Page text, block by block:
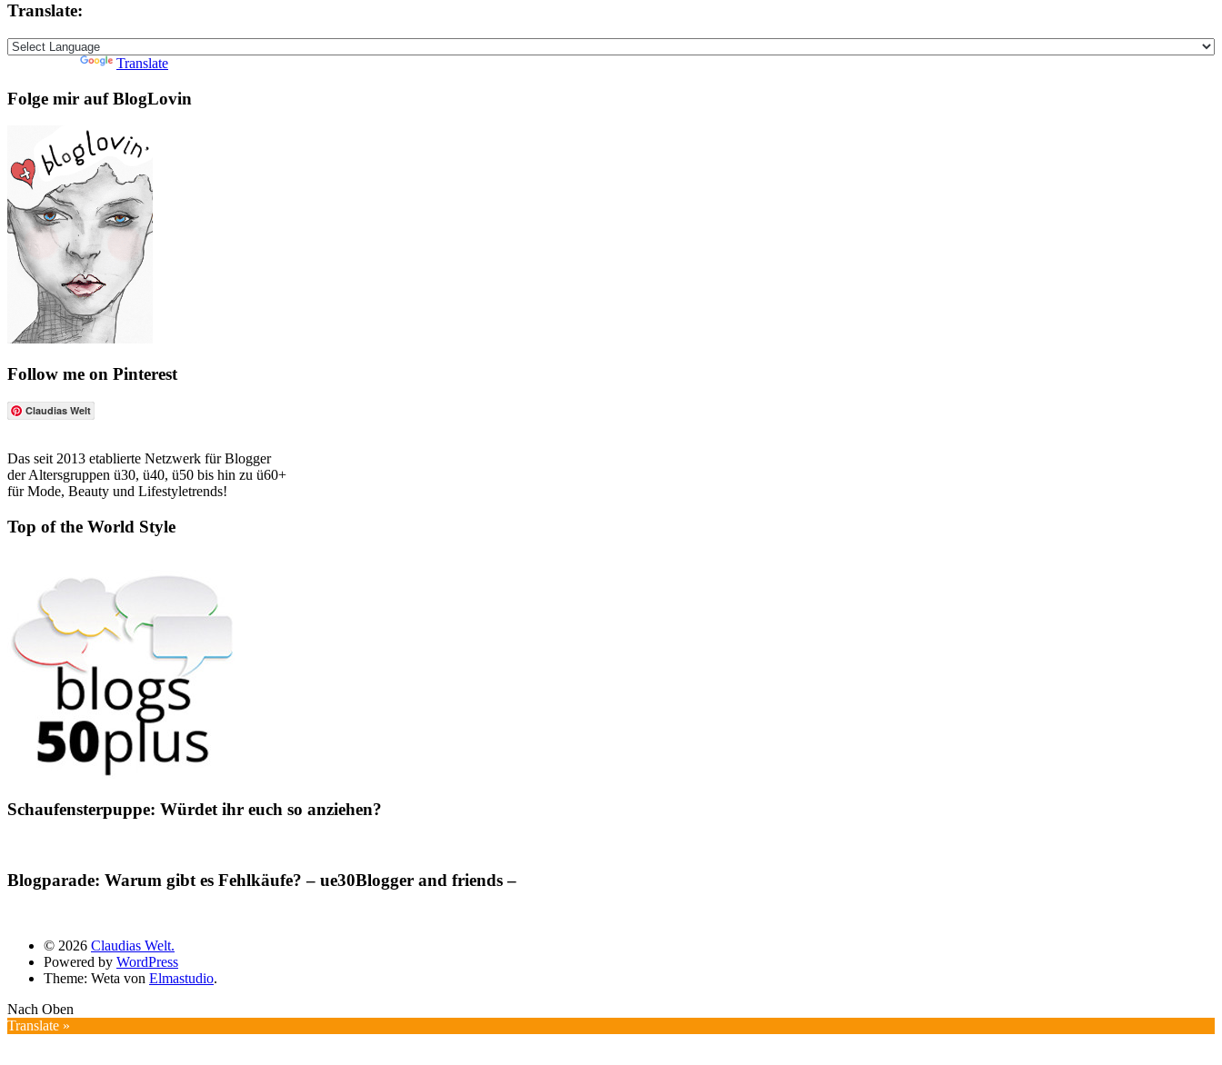
Translate:
Translate
Folge mir auf BlogLovin
Follow me on Pinterest
Claudias Welt
Das seit 2013 etablierte Netzwerk für Blogger
der Altersgruppen ü30, ü40, ü50 bis hin zu ü60+
für Mode, Beauty und Lifestyletrends!
Top of the World Style
Schaufensterpuppe: Würdet ihr euch so anziehen?
Blogparade: Warum gibt es Fehlkäufe? – ue30Blogger and friends –
© 2026 Claudias Welt.
Powered by WordPress
Theme: Weta von Elmastudio.
Nach Oben
Translate »